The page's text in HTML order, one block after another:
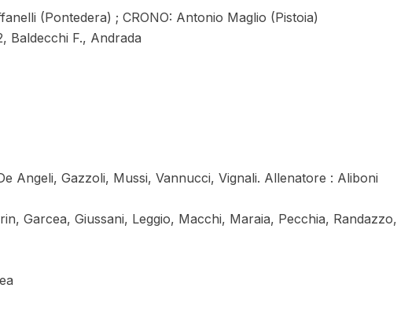
(Pontedera) ; CRONO: Antonio Maglio (Pistoia)
Baldecchi F., Andrada
Angeli, Gazzoli, Mussi, Vannucci, Vignali. Allenatore : Aliboni
Garcea, Giussani, Leggio, Macchi, Maraia, Pecchia, Randazzo,